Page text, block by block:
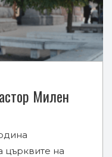
Милен
църквите на